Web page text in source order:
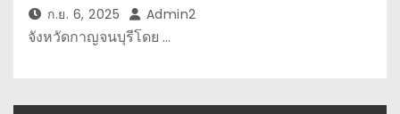
ก.ย. 6, 2025 Admin2
จังหวัดกาญจนบุรีโดย …